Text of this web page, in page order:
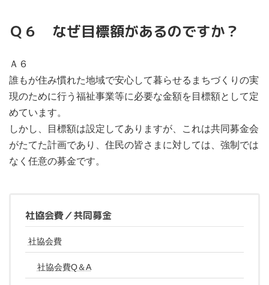
Ｑ６ なぜ目標額があるのですか？
Ａ６
誰もが住み慣れた地域で安心して暮らせるまちづくりの実
現のために行う福祉事業等に必要な金額を目標額として定
めています。
しかし、目標額は設定してありますが、これは共同募金会
がたてた計画であり、住民の皆さまに対しては、強制では
なく任意の募金です。
社協会費／共同募金
社協会費
社協会費Q＆A